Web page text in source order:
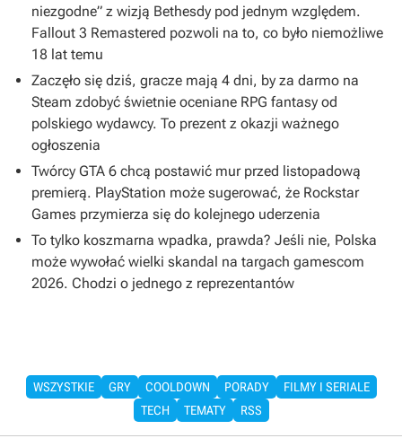
niezgodne” z wizją Bethesdy pod jednym względem.
Fallout 3 Remastered pozwoli na to, co było niemożliwe
18 lat temu
Zaczęło się dziś, gracze mają 4 dni, by za darmo na
Steam zdobyć świetnie oceniane RPG fantasy od
polskiego wydawcy. To prezent z okazji ważnego
ogłoszenia
Twórcy GTA 6 chcą postawić mur przed listopadową
premierą. PlayStation może sugerować, że Rockstar
Games przymierza się do kolejnego uderzenia
To tylko koszmarna wpadka, prawda? Jeśli nie, Polska
może wywołać wielki skandal na targach gamescom
2026. Chodzi o jednego z reprezentantów
WSZYSTKIE GRY COOLDOWN PORADY
FILMY I SERIALE
TECH
TEMATY RSS